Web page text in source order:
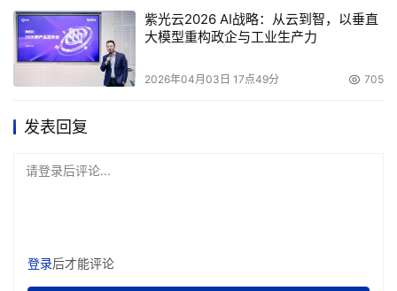
紫光云2026 AI战略：从云到智，以垂直
大模型重构政企与工业生产力
2026年04月03日 17点49分 705
发表回复
请登录后评论...
登录后才能评论